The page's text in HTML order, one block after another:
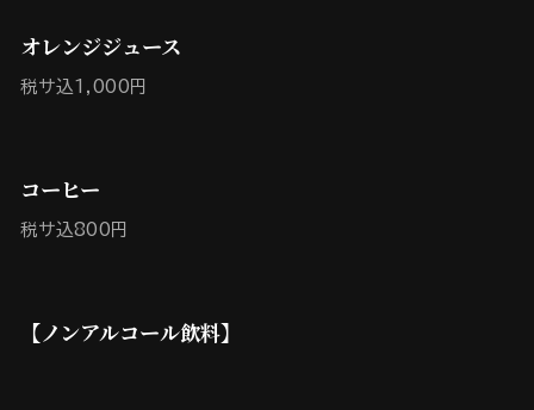
オレンジジュース
税サ込1,000円
コーヒー
税サ込800円
【ノンアルコール飲料】